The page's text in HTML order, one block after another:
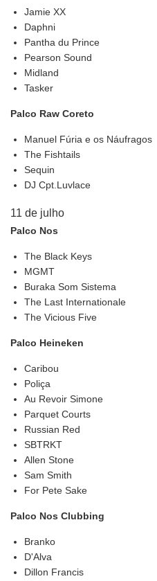
Jamie XX
Daphni
Pantha du Prince
Pearson Sound
Midland
Tasker
Palco Raw Coreto
Manuel Fúria e os Náufragos
The Fishtails
Sequin
DJ Cpt.Luvlace
11 de julho
Palco Nos
The Black Keys
MGMT
Buraka Som Sistema
The Last Internationale
The Vicious Five
Palco Heineken
Caribou
Poliça
Au Revoir Simone
Parquet Courts
Russian Red
SBTRKT
Allen Stone
Sam Smith
For Pete Sake
Palco Nos Clubbing
Branko
D'Alva
Dillon Francis